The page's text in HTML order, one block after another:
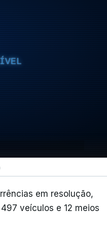
em resolução,
veículos e 12 meios